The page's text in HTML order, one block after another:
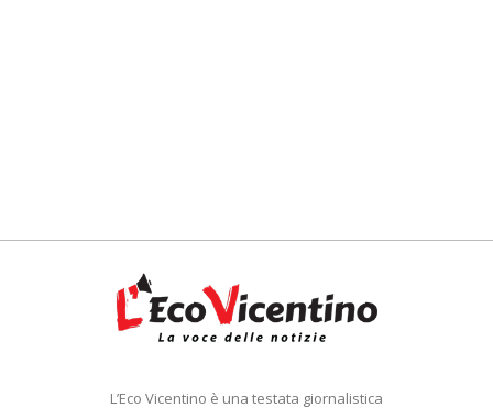
L’Eco Vicentino è una testata giornalistica